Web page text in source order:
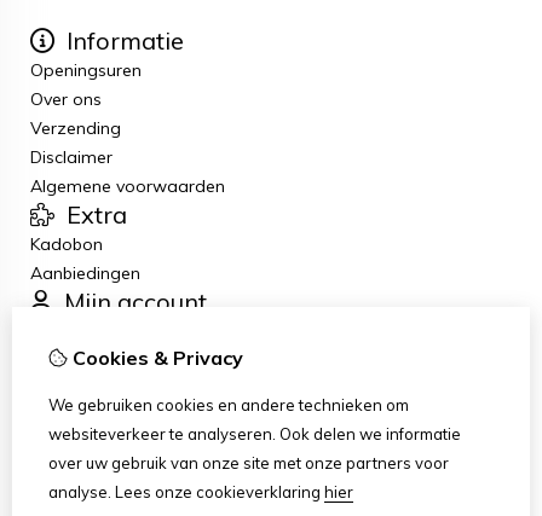
Informatie
Openingsuren
Over ons
Verzending
Disclaimer
Algemene voorwaarden
Extra
Kadobon
Aanbiedingen
Mijn account
Bestelhistorie
Nieuwsbrief
Klantenservice
Contact
Sitemap
Cookies & Privacy
We gebruiken cookies en andere technieken om
websiteverkeer te analyseren. Ook delen we informatie
over uw gebruik van onze site met onze partners voor
analyse. Lees onze cookieverklaring hier